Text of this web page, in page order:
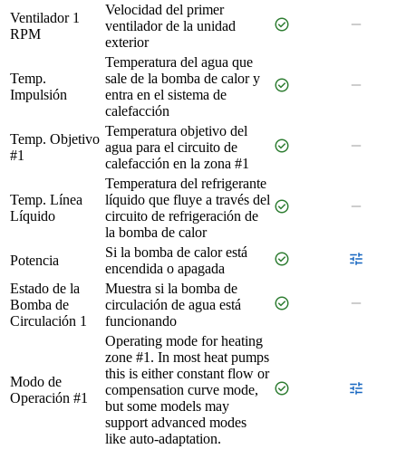
Ventilador 1
RPM
Velocidad del primer
ventilador de la unidad
exterior
check_circle remove
Temp.
Impulsión
Temperatura del agua que
sale de la bomba de calor y
entra en el sistema de
calefacción
check_circle remove
Temp. Objetivo
#1
Temperatura objetivo del
agua para el circuito de
calefacción en la zona #1
check_circle remove
Temp. Línea
Líquido
Temperatura del refrigerante
líquido que fluye a través del
circuito de refrigeración de
la bomba de calor
check_circle remove
Potencia
Si la bomba de calor está
encendida o apagada
check_circle tune
Estado de la
Bomba de
Circulación 1
Muestra si la bomba de
circulación de agua está
funcionando
check_circle remove
Modo de
Operación #1
Operating mode for heating
zone #1. In most heat pumps
this is either constant flow or
compensation curve mode,
but some models may
support advanced modes
like auto-adaptation.
check_circle tune